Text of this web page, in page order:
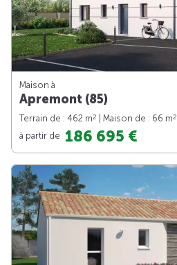
Maison à
Apremont (85)
Terrain de : 462 m2 | Maison de : 66 m2
à partir de 186 695 €